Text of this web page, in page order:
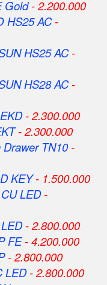
Gold- 2.200.000
HS25 AC-
HS25 AC-
HS28 AC-
- 2.300.000
- 2.300.000
TN10-
KEY- 1.500.000
LED-
- 2.800.000
FE- 4.200.000
- 2.800.000
LED- 2.800.000